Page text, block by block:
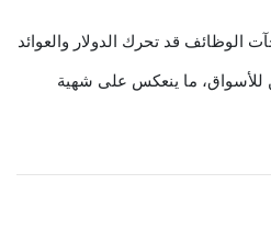
الوظائف قد تحرك الدولار والعوائد
للأسواق، ما ينعكس على شهية